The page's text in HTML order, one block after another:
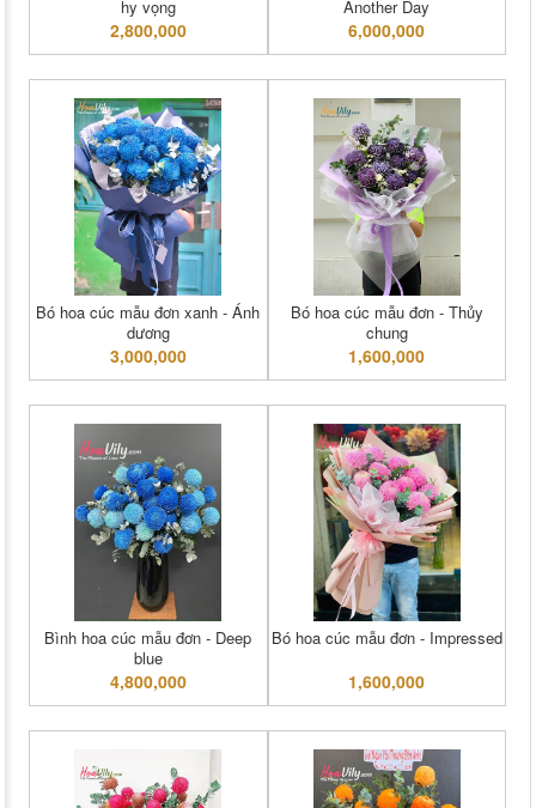
hy vọng
2,800,000
Another Day
6,000,000
Bó hoa cúc mẫu đơn xanh - Ánh
dương
3,000,000
Bó hoa cúc mẫu đơn - Thủy
chung
1,600,000
Bình hoa cúc mẫu đơn - Deep
blue
4,800,000
Bó hoa cúc mẫu đơn - Impressed
1,600,000